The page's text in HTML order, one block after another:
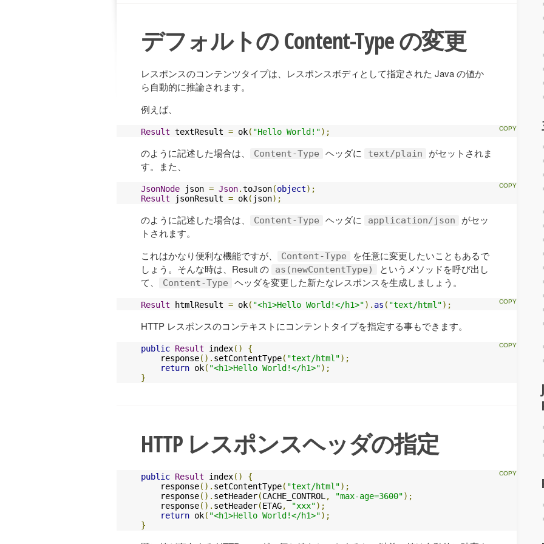
デフォルトの Content-Type の変更
レスポンスのコンテンツタイプは、レスポンスボディとして指定された Java の値か
ら自動的に推論されます。
例えば、
Result textResult = ok( "Hello World!");
のように記述した場合は、 Content-Type ヘッダに text/plain
がセットされま
す。また、
JsonNode json = Json.toJson(object);
Result jsonResult = ok( json);
のように記述した場合は、 Content-Type ヘッダに application/json
がセッ
トされます。
これはかなり便利な機能ですが、
Content-Type
を任意に変更したいこともあるで
しょう。そんな時は、Result の
as(newContentType)
というメソッドを呼び出し
て、
Content-Type ヘッダを変更した新たなレスポンスを生成しましょう。
Result htmlResult = ok( "<h1>Hello World!</h1>"). as ( "text/html");
HTTP レスポンスのコンテキストにコンテントタイプを指定する事もできます。
public Result index()
{
    response
(). setContentType( "text/html");
return ok( "<h1>Hello World!</h1>");
}
HTTP レスポンスヘッダの指定
public Result index()
{
    response
(). setContentType( "text/html");
    response
(). setHeader(CACHE_CONTROL , "max-age=3600");
    response
(). setHeader(ETAG, "xxx");
return ok( "<h1>Hello World!</h1>");
}